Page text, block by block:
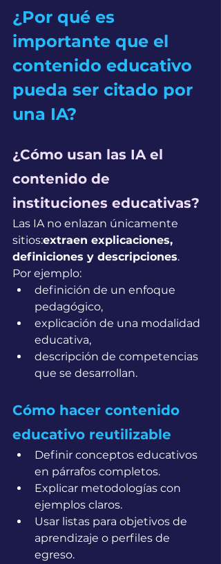
¿Por qué es
importante que el
contenido educativo
pueda ser citado por
una IA?
¿Cómo usan las IA el
contenido de
instituciones educativas?
Las IA no enlazan únicamente
sitios:extraen explicaciones,
definiciones y descripciones.
Por ejemplo:
definición de un enfoque
pedagógico,
explicación de una modalidad
educativa,
descripción de competencias
que se desarrollan.
Cómo hacer contenido
educativo reutilizable
Definir conceptos educativos
en párrafos completos.
Explicar metodologías con
ejemplos claros.
Usar listas para objetivos de
aprendizaje o perfiles de
egreso.